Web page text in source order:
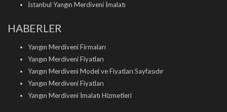
İstanbul Yangın Merdiveni İmalatı
HABERLER
Yangın Merdiveni Firmaları
Yangın Merdiveni Fiyatları
Yangın Merdiveni Model ve Fiyatları Sayfasıdır
Yangın Merdiveni Fiyatları
Yangın Merdiveni İmalatı Hizmetleri